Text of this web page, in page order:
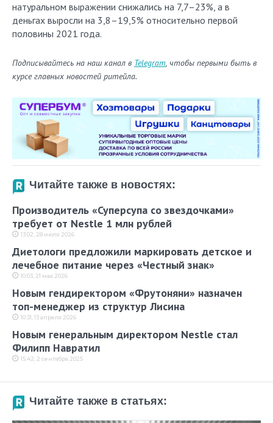
натуральном выражении снижались на 7,7–23%, а в
деньгах выросли на 3,8–19,5% относительно первой
половины 2021 года.
Подписывайтесь на наш канал в Telegram, чтобы первыми быть в
курсе главных новостей ритейла.
Читайте также в новостях:
Производитель «Суперсупа со звездочками»
требует от Nestle 1 млн рублей
13:02, 28 июля 2026
Диетологи предложили маркировать детское и
лечебное питание через «Честный знак»
10:03, 21 мая 2026
Новым гендиректором «Фрутоняни» назначен
топ-менеджер из структур Лисина
10:31, 13 апреля 2026
Новым генеральным директором Nestle стал
Филипп Навратил
15:42, 2 сентября 2025
Читайте также в статьях: